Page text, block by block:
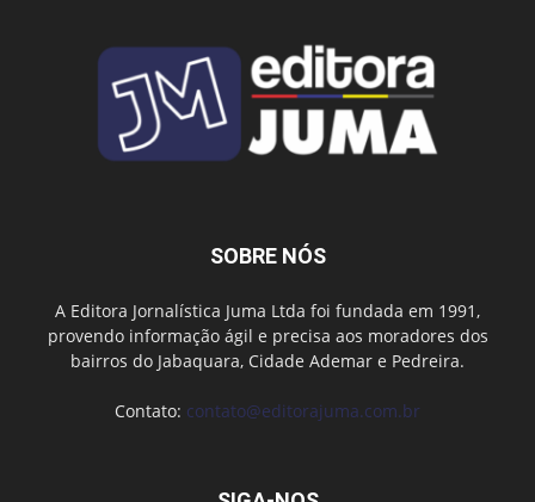
SOBRE NÓS
A Editora Jornalística Juma Ltda foi fundada em 1991,
provendo informação ágil e precisa aos moradores dos
bairros do Jabaquara, Cidade Ademar e Pedreira.
Contato: contato@editorajuma.com.br